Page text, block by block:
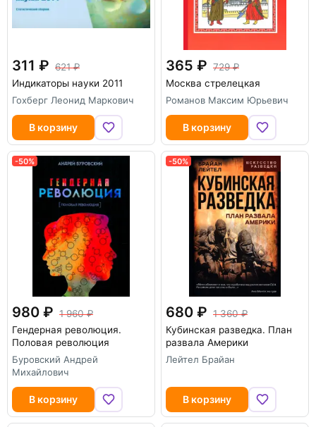
311
621
Индикаторы науки 2011
Гохберг Леонид Маркович
В корзину
365
729
Москва стрелецкая
Романов Максим Юрьевич
В корзину
-50%
980
1 960
Гендерная революция.
Половая революция
Буровский Андрей
Михайлович
В корзину
-50%
680
1 360
Кубинская разведка. План
развала Америки
Лейтел Брайан
В корзину